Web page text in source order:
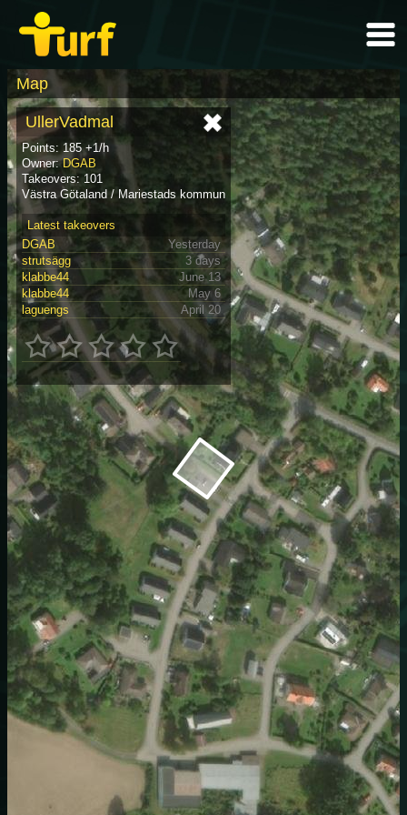
Map
UllerVadmal
Points: 185 +1/h
Owner:DGAB
Takeovers: 101
Västra Götaland / Mariestads kommun
Latest takeovers
DGAB
Yesterday
strutsägg
3 days
klabbe44
June 13
klabbe44
May 6
laguengs
April 20